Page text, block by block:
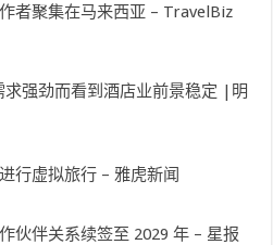
者聚集在马来西亚 – TravelBiz
强劲而看到酒店业前景稳定 |明
行虚拟旅行 – 雅虎新闻
伙伴关系续签至 2029 年 – 星报